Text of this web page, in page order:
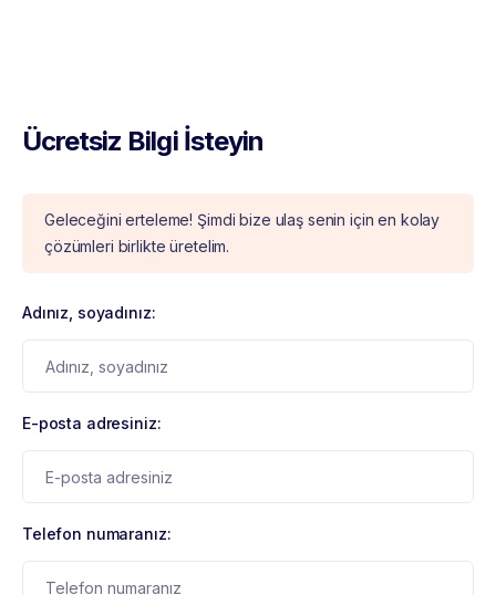
Ücretsiz Bilgi İsteyin
Geleceğini erteleme! Şimdi bize ulaş senin için en kolay
çözümleri birlikte üretelim.
Adınız, soyadınız:
E-posta adresiniz:
Telefon numaranız: